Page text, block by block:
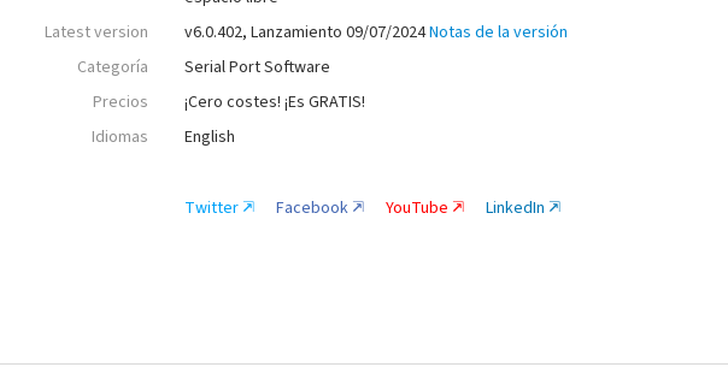
Latest version
v6.0.402, Lanzamiento 09/07/2024Notas de la versión
Categoría
Serial Port Software
Precios
¡Cero costes! ¡Es GRATIS!
Idiomas
English
Twitter Facebook YouTube LinkedIn